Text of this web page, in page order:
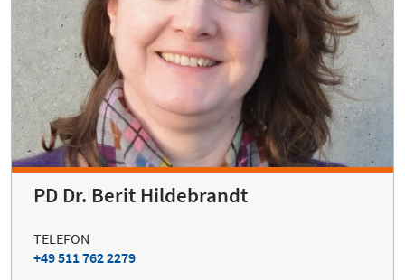
PD Dr. Berit Hildebrandt
TELEFON
+49 511 762 2279